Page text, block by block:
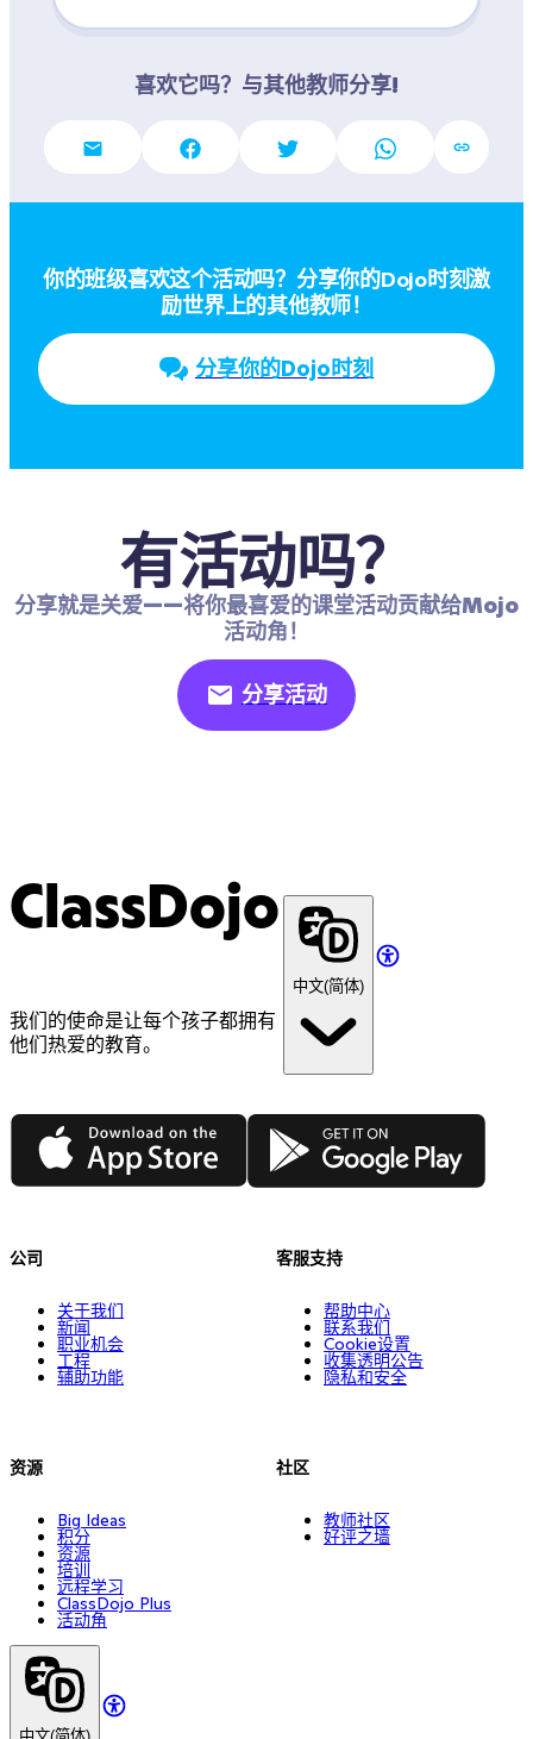
喜欢它吗？与其他教师分享!
你的班级喜欢这个活动吗？分享你的Dojo时刻激
励世界上的其他教师！
分享你的Dojo时刻
有活动吗？
分享就是关爱——将你最喜爱的课堂活动贡献给Mojo
活动角！
分享活动
ClassDojo
我们的使命是让每个孩子都拥有
他们热爱的教育。
中文(简体)
App Store Google Play
公司
关于我们
新闻
职业机会
工程
辅助功能
资源
Big Ideas
积分
资源
培训
远程学习
ClassDojo Plus
活动角
客服支持
帮助中心
联系我们
Cookie设置
收集透明公告
隐私和安全
社区
教师社区
好评之墙